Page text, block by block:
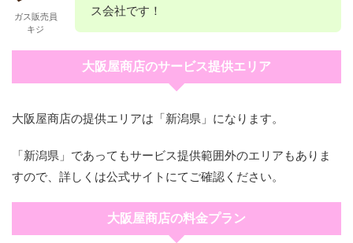
ガス販売員
キジ
ス会社です！
大阪屋商店のサービス提供エリア
大阪屋商店の提供エリアは「新潟県」になります。
「新潟県」であってもサービス提供範囲外のエリアもありま
すので、詳しくは公式サイトにてご確認ください。
大阪屋商店の料金プラン